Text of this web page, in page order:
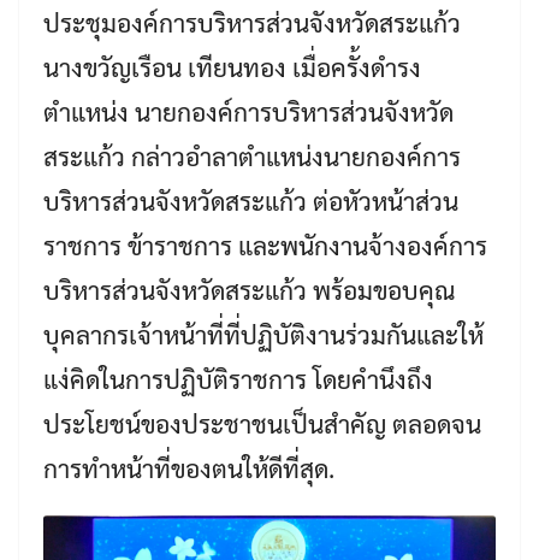
ประชุมองค์การบริหารส่วนจังหวัดสระแก้ว
นางขวัญเรือน เทียนทอง เมื่อครั้งดำรง
ตำแหน่ง นายกองค์การบริหารส่วนจังหวัด
สระแก้ว กล่าวอำลาตำแหน่งนายกองค์การ
บริหารส่วนจังหวัดสระแก้ว ต่อหัวหน้าส่วน
ราชการ ข้าราชการ และพนักงานจ้างองค์การ
บริหารส่วนจังหวัดสระแก้ว พร้อมขอบคุณ
บุคลากรเจ้าหน้าที่ที่ปฏิบัติงานร่วมกันและให้
แง่คิดในการปฏิบัติราชการ โดยคำนึงถึง
ประโยชน์ของประชาชนเป็นสำคัญ ตลอดจน
การทำหน้าที่ของตนให้ดีที่สุด.